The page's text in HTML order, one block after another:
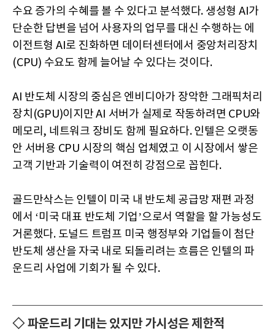
수요 증가의 수혜를 볼 수 있다고 분석했다. 생성형 AI가
단순한 답변을 넘어 사용자의 업무를 대신 수행하는 에
이전트형 AI로 진화하면 데이터센터에서 중앙처리장치
(CPU) 수요도 함께 늘어날 수 있다는 것이다.
AI 반도체 시장의 중심은 엔비디아가 장악한 그래픽처리
장치(GPU)이지만 AI 서버가 실제로 작동하려면 CPU와
메모리, 네트워크 장비도 함께 필요하다. 인텔은 오랫동
안 서버용 CPU 시장의 핵심 업체였고 이 시장에서 쌓은
고객 기반과 기술력이 여전히 강점으로 꼽힌다.
골드만삭스는 인텔이 미국 내 반도체 공급망 재편 과정
에서 ‘미국 대표 반도체 기업’으로서 역할을 할 가능성도
거론했다. 도널드 트럼프 미국 행정부와 기업들이 첨단
반도체 생산을 자국 내로 되돌리려는 흐름은 인텔의 파
운드리 사업에 기회가 될 수 있다.
◇ 파운드리 기대는 있지만 가시성은 제한적